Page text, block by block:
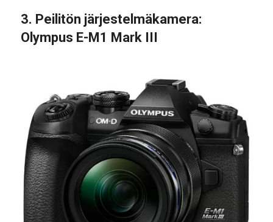
3. Peilitön järjestelmäkamera:
Olympus E-M1 Mark III